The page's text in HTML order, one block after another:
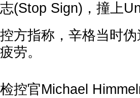
志(Stop Sign)，撞上
控方指称，辛格当时
疲劳。
检控官Michael